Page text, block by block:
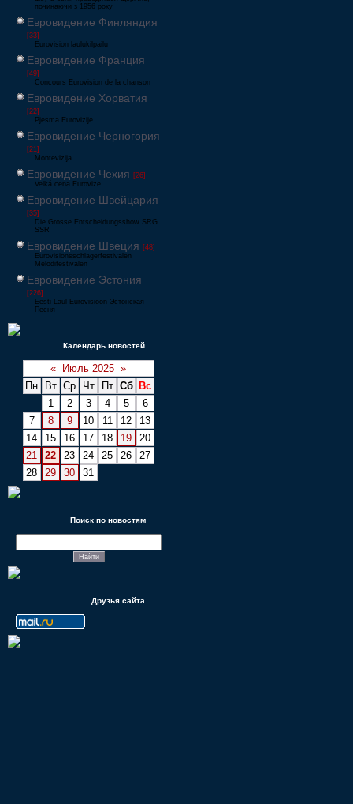
починаючи з 1956 року
Евровидение Финляндия
[33]
Eurovision laulukilpailu
Евровидение Франция
[49]
Concours Eurovision de la chanson
Евровидение Хорватия
[22]
Pjesma Eurovizije
Евровидение Черногория
[21]
Montevizija
Евровидение Чехия [26]
Velká cena Eurovize
Евровидение Швейцария
[35]
Die Grosse Entscheidungsshow SRG
SSR
Евровидение Швеция [48]
Eurovisionsschlagerfestivalen
Melodifestivalen
Евровидение Эстония
[226]
Eesti Laul Eurovisioon Эстонская
Песня
Календарь новостей
« Июль 2025 »
Пн
Вт Ср Чт Пт Сб
Вс
1
2 3 4 5
6
7
8 9 10 11 12
13
14
15 16 17 18 19
20
21
22 23 24 25 26
27
28
29 30 31
Поиск по новостям
Друзья сайта